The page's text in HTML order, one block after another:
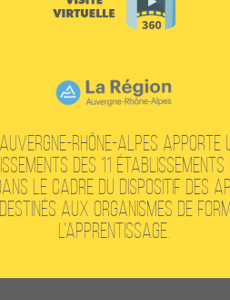
Auvergne-Rhône-Alpes apporte
des 11 établissements
le cadre du dispositif des
aux Organismes de
l’Apprentissage.